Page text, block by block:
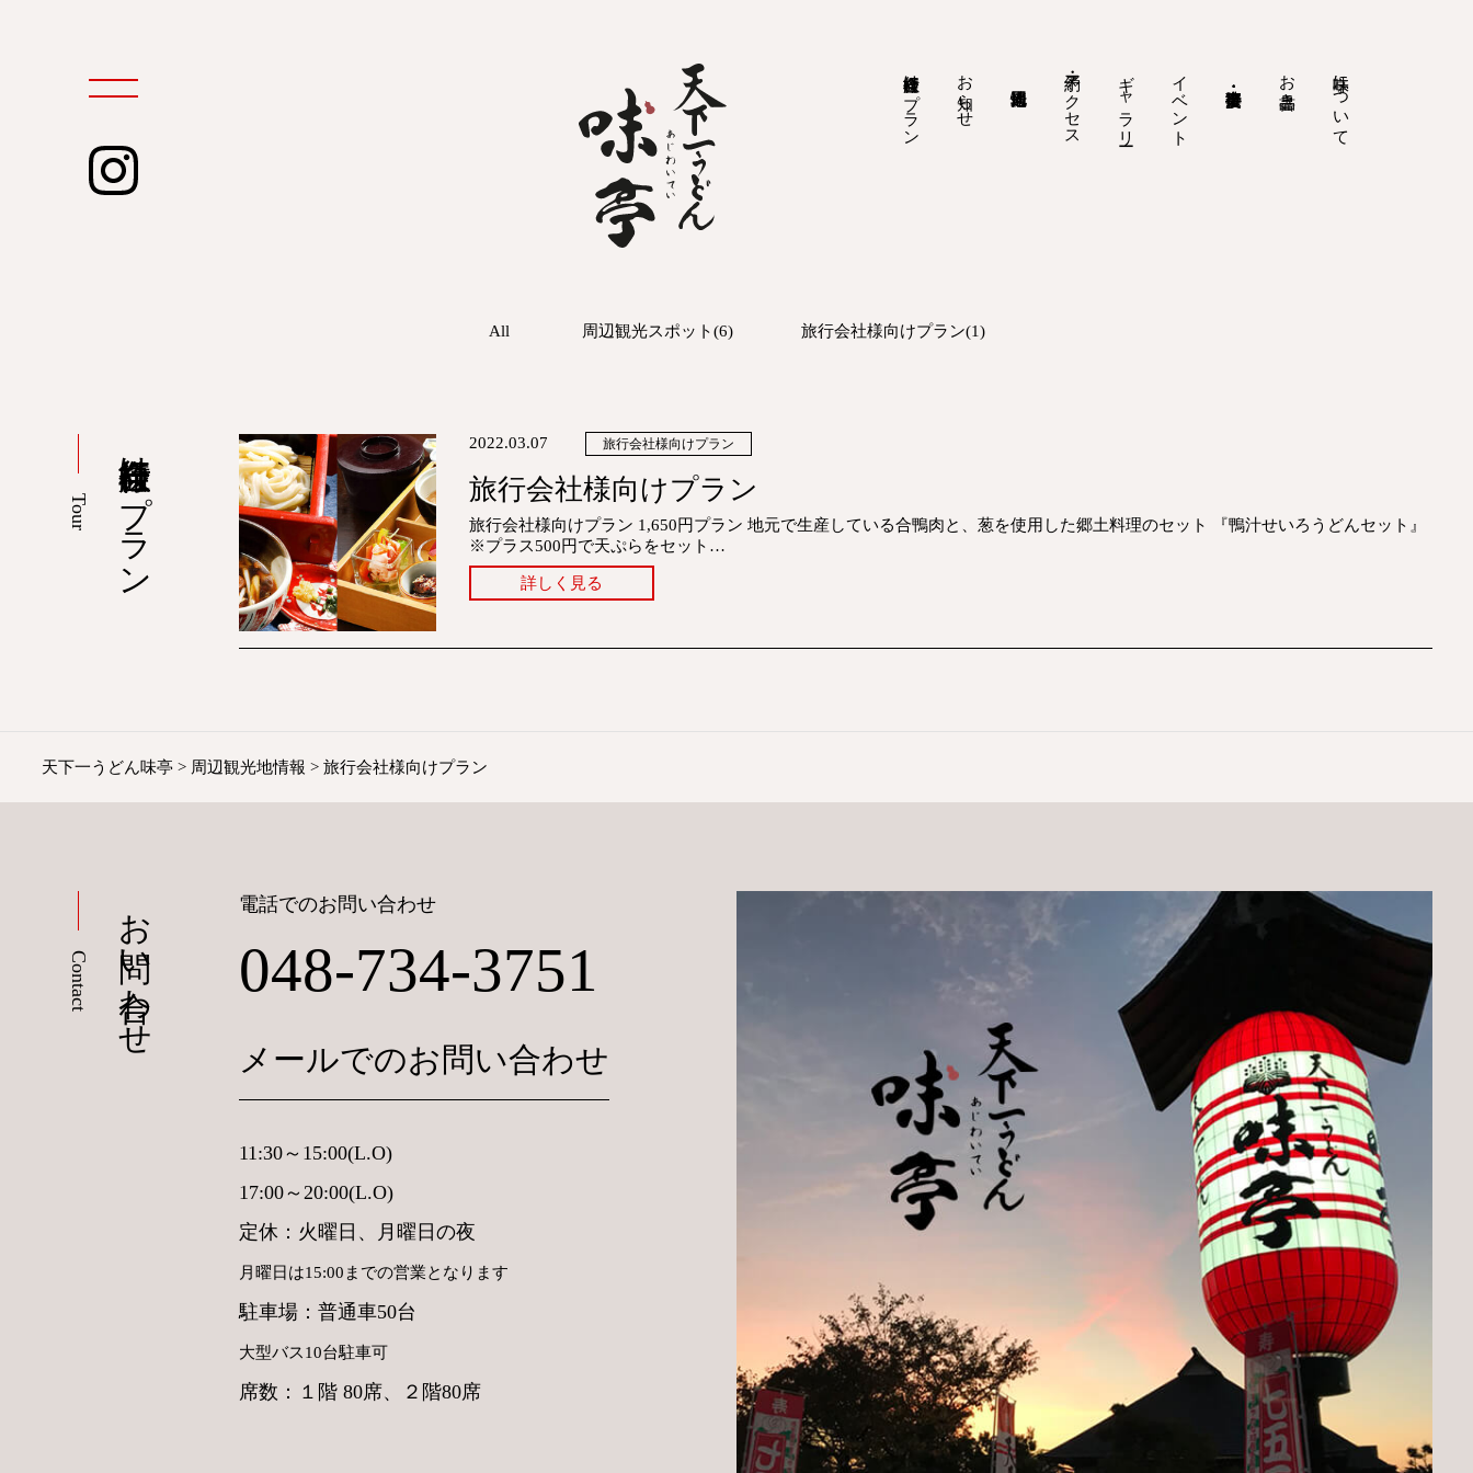
味亭について
お品書き
イベント
ギャラリー
予約・アクセス
お知らせ
旅行会社様向けプラン
instagram
All 周辺観光スポット(6) 旅行会社様向けプラン(1)
旅行会社様向けプラン
Tour
2022.03.07 旅行会社様向けプラン
旅行会社様向けプラン
旅行会社様向けプラン 1,650円プラン 地元で生産している合鴨肉と、葱を使用した郷土料理のセット 『鴨汁せいろうどんセット』
※プラス500円で天ぷらをセット…
詳しく見る
天下一うどん味亭> 周辺観光地情報 > 旅行会社様向けプラン
お問い合わせ
Contact
電話でのお問い合わせ
048-734-3751
メールでのお問い合わせ
11:30～15:00(L.O)
17:00～20:00(L.O)
定休：火曜日、月曜日の夜
月曜日は15:00までの営業となります
駐車場：普通車50台
大型バス10台駐車可
席数：１階 80席、２階80席